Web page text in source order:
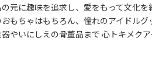
元に趣味を追求し、愛をもって文化を
もちゃはもちろん、憧れのアイドル
やいにしえの骨董品まで 心トキメク